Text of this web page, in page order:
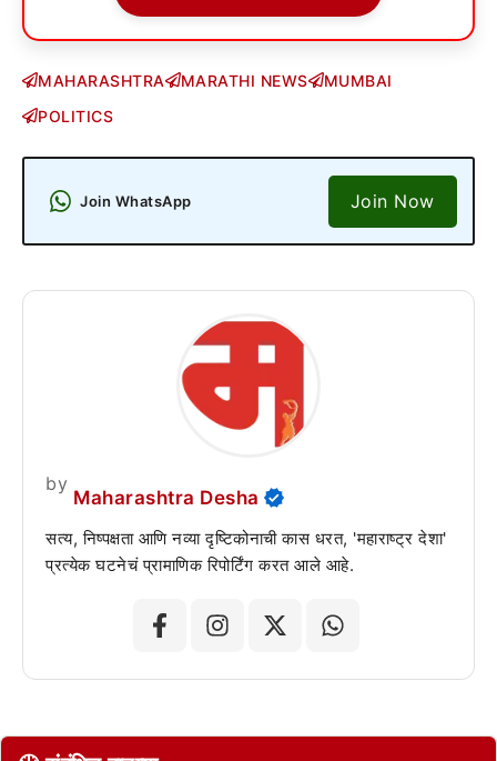
MAHARASHTRA MARATHI NEWS
MUMBAI
POLITICS
Join WhatsApp Join Now
by
Maharashtra Desha
सत्य, निष्पक्षता आणि नव्या दृष्टिकोनाची कास धरत, 'महाराष्ट्र देशा'
प्रत्येक घटनेचं प्रामाणिक रिपोर्टिंग करत आले आहे.